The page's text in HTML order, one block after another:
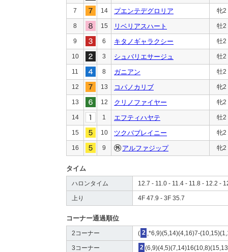
7 14 プエンテデグロリア 牝2
8 15 リベリアスハート 牡2
9 6 キタノギャラクシー 牡2
10 3 シュバリエサージュ 牡2
11 8 ガニアン 牡2
12 13 コパノカリブ 牝2
13 12 クリノファイヤー 牝2
14 1 エフティハヤテ 牡2
15 10 ツクバブレイニー 牝2
16 9 アルファジップ 牝2
タイム
ハロンタイム 12.7 - 11.0 - 11.4 - 11.8 - 12.2 -
上り 4F 47.9 - 3F 35.7
コーナー通過順位
2コーナー ( 2 ,*6,9)(5,14)(4,16)7-
3コーナー 2